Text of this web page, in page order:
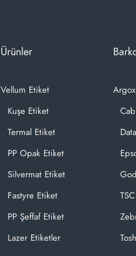
Ürünler
Vellum Etiket
Kuşe Etiket
Termal Etiket
PP Opak Etiket
Silvermat Etiket
Fastyre Etiket
PP Şeffaf Etiket
Lazer Etiketler